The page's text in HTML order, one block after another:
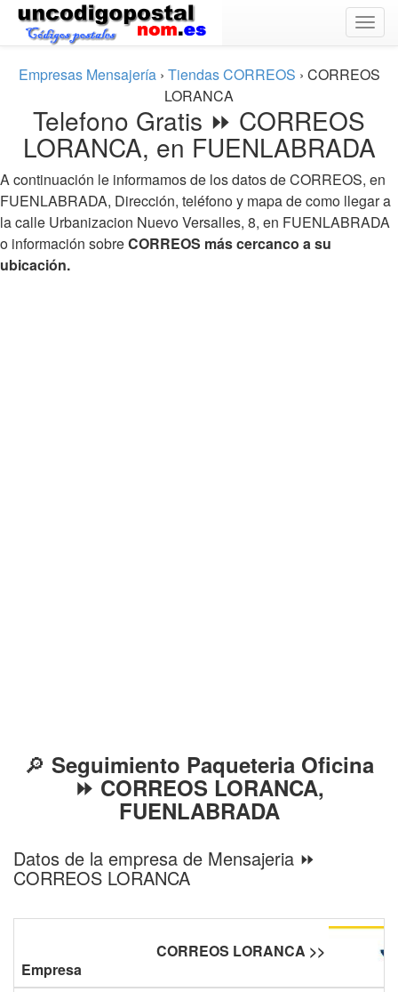
Empresas Mensajería › Tiendas CORREOS › CORREOS
LORANCA
Telefono Gratis ⏩ CORREOS
LORANCA, en FUENLABRADA
A continuación le informamos de los datos de CORREOS, en
FUENLABRADA, Dirección, teléfono y mapa de como llegar a
la calle Urbanizacion Nuevo Versalles, 8, en FUENLABRADA
o información sobreCORREOS más cercanco a su
ubicación.
🔎 Seguimiento Paqueteria Oficina
⏩ CORREOS LORANCA,
FUENLABRADA
Datos de la empresa de Mensajeria ⏩
CORREOS LORANCA
Empresa
CORREOS LORANCA >>